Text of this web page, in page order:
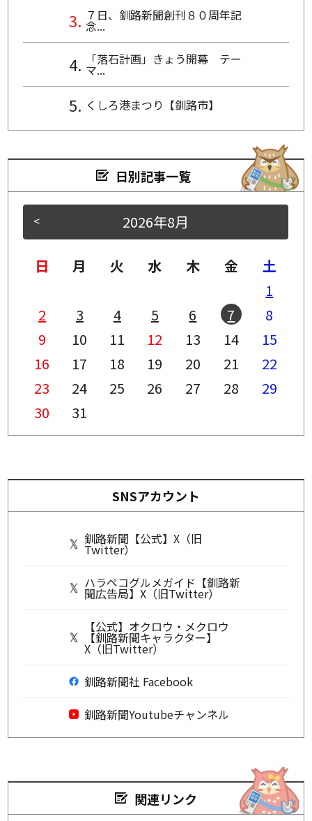
７日、釧路新聞創刊８０周年記
念...
「落石計画」きょう開幕 テー
マ...
くしろ港まつり【釧路市】
日別記事一覧
< 2026年8月
日 月 火 水 木 金
土
1
2
3 4 5 6 7
8
9
10 11 12 13 14
15
16
17 18 19 20 21
22
23
24 25 26 27 28
29
30
31
SNSアカウント
釧路新聞【公式】X（旧
Twitter）
ハラペコグルメガイド【釧路新
聞広告局】X（旧Twitter）
【公式】オクロウ・メクロウ
【釧路新聞キャラクター】
X（旧Twitter）
釧路新聞社 Facebook
釧路新聞Youtubeチャンネル
関連リンク